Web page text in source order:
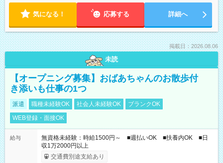
気になる！ 応募する 詳細へ
掲載日：2026.08.06
未読
【オープニング募集】おばあちゃんのお散歩付
き添いも仕事の1つ
派遣 職種未経験OK 社会人未経験OK
ブランクOK
WEB登録・面接OK
給与
無資格未経験：時給1500円～ ■週払いOK ■扶養内OK ■日
収1万2000円以上
交通費別途支給あり